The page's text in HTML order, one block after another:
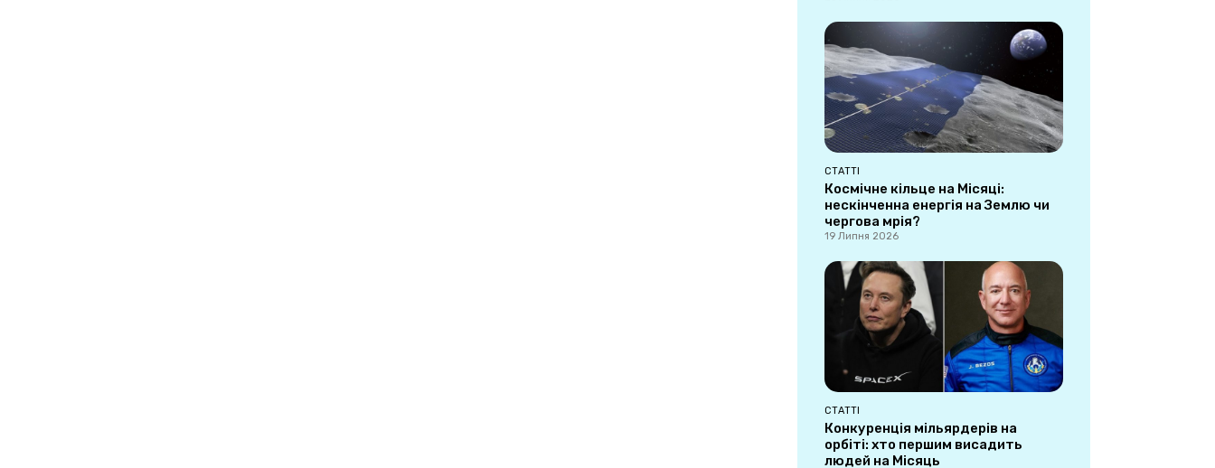
СТАТТІ
Космічне кільце на Місяці:
нескінченна енергія на Землю чи
чергова мрія?
19 Липня 2026
СТАТТІ
Конкуренція мільярдерів на
орбіті: хто першим висадить
людей на Місяць